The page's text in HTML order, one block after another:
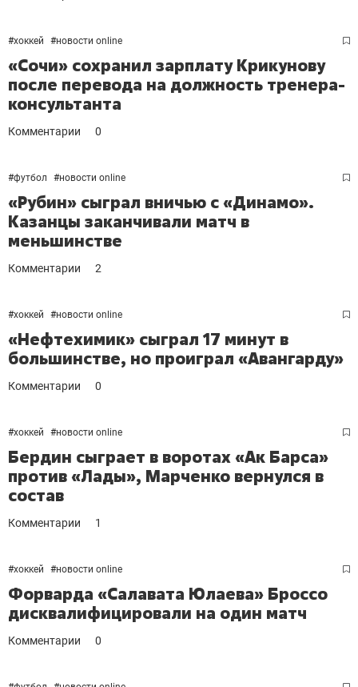
#хоккей #новости online
«Сочи» сохранил зарплату Крикунову
после перевода на должность тренера-
консультанта
Комментарии 0
#футбол #новости online
«Рубин» сыграл вничью с «Динамо».
Казанцы заканчивали матч в
меньшинстве
Комментарии 2
#хоккей #новости online
«Нефтехимик» сыграл 17 минут в
большинстве, но проиграл «Авангарду»
Комментарии 0
#хоккей #новости online
Бердин сыграет в воротах «Ак Барса»
против «Лады», Марченко вернулся в
состав
Комментарии 1
#хоккей #новости online
Форварда «Салавата Юлаева» Броссо
дисквалифицировали на один матч
Комментарии 0